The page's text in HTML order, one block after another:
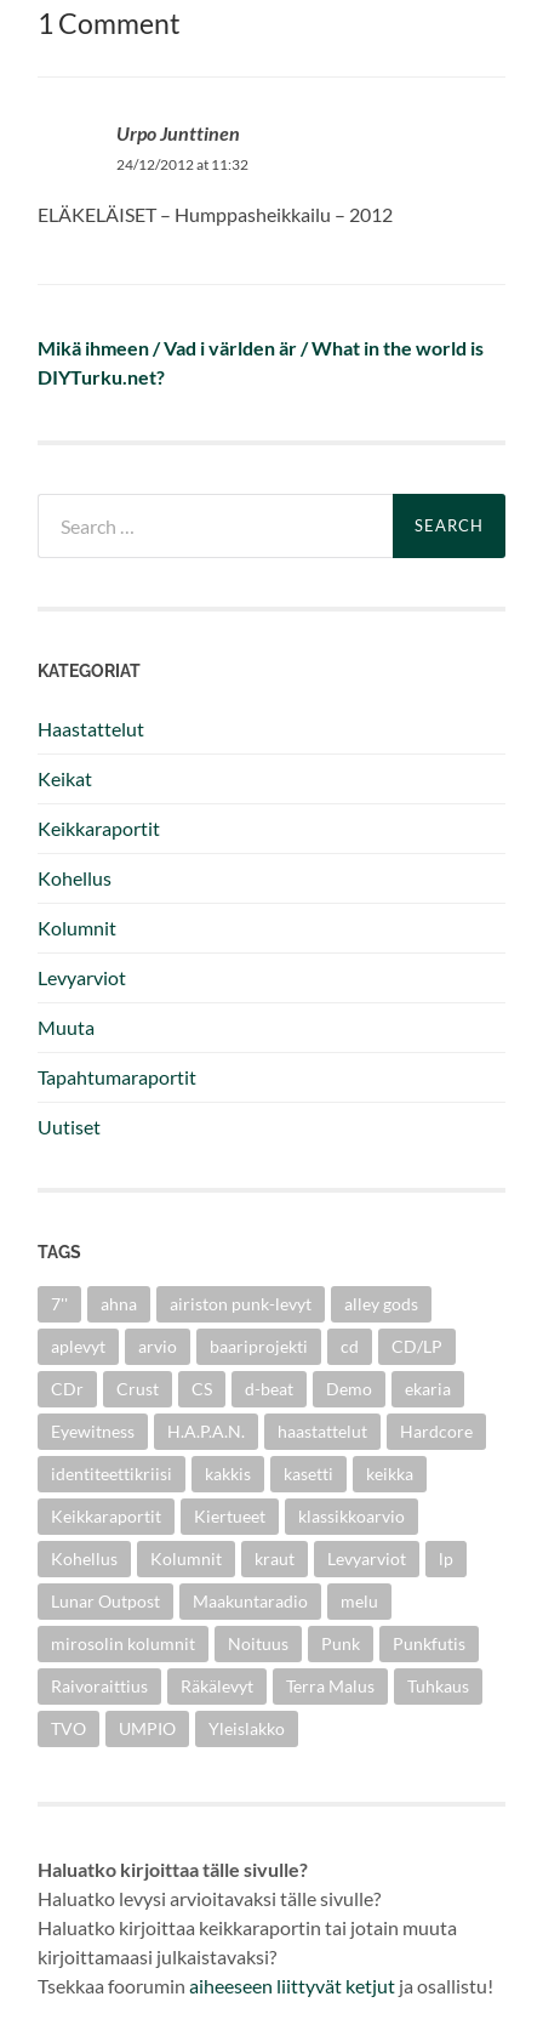
1 Comment
Urpo Junttinen
24/12/2012 at 11:32
ELÄKELÄISET – Humppasheikkailu – 2012
Mikä ihmeen / Vad i världen är / What in the world is
DIYTurku.net?
for:
KATEGORIAT
Haastattelut
Keikat
Keikkaraportit
Kohellus
Kolumnit
Levyarviot
Muuta
Tapahtumaraportit
Uutiset
TAGS
7'' ahna airiston punk-levyt alley gods
aplevyt arvio baariprojekti cd CD/LP
CDr Crust CS d-beat Demo ekaria
Eyewitness H.A.P.A.N. haastattelut Hardcore
identiteettikriisi kakkis kasetti keikka
Keikkaraportit Kiertueet klassikkoarvio
Kohellus Kolumnit kraut Levyarviot lp
Lunar Outpost Maakuntaradio melu
mirosolin kolumnit Noituus Punk Punkfutis
Raivoraittius Räkälevyt Terra Malus Tuhkaus
TVO UMPIO Yleislakko
Haluatko kirjoittaa tälle sivulle?
Haluatko levysi arvioitavaksi tälle sivulle?
Haluatko kirjoittaa keikkaraportin tai jotain muuta
kirjoittamaasi julkaistavaksi?
Tsekkaa fooruminaiheeseen liittyvät ketjut ja osallistu!